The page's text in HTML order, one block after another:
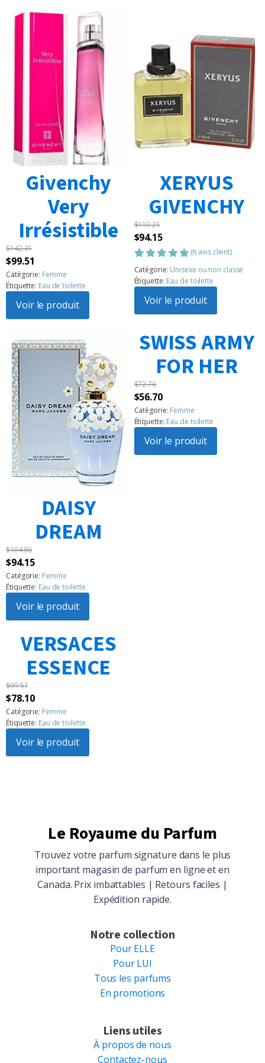
Givenchy
Very
Irrésistible
$142.31
Le
prix
initial
était :
$142.31.
$99.51
prix
actuel
est :
$99.51.
Catégorie: Femme
Étiquette: Eau de toilette
Voir le produit
XERYUS
GIVENCHY
$110.21
Le
prix
initial
était :
$110.21.
$94.15Le
prix
actuel
est :
$94.15.
Noté5.00
sur 5
basé sur
6
notations
client
(6 avis client)
Catégorie: Unisexe ou non classé
Étiquette: Eau de toilette
Voir le produit
DAISY
DREAM
$104.86
Le
prix
initial
était :
$104.86.
$94.15Le
prix
actuel
est :
$94.15.
Catégorie: Femme
Étiquette: Eau de toilette
Voir le produit
SWISS ARMY
FOR HER
$72.76
Le
prix
initial
était :
$72.76.
$56.70Le
prix
actuel
est :
$56.70.
Catégorie: Femme
Étiquette: Eau de toilette
Voir le produit
VERSACES
ESSENCE
$99.51
Le
prix
initial
était :
$99.51.
$78.10Le
prix
actuel
est :
$78.10.
Catégorie: Femme
Étiquette: Eau de toilette
Voir le produit
Le Royaume du Parfum
Trouvez votre parfum signature dans le plus
important magasin de parfum en ligne et en
Canada. Prix imbattables | Retours faciles |
Expédition rapide.
Notre collection
Pour ELLE
Pour LUI
Tous les parfums
En promotions
Liens utiles
À propos de nous
Contactez-nous